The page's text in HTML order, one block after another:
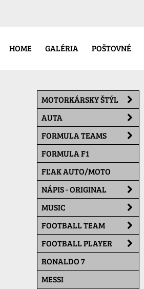
HOME GALÉRIA POŠTOVNÉ
MOTORKÁRSKY ŠTÝL
AUTA
FORMULA TEAMS
FORMULA F1
FĽAK AUTO/MOTO
NÁPIS - ORIGINAL
MUSIC
FOOTBALL TEAM
FOOTBALL PLAYER
RONALDO 7
MESSI